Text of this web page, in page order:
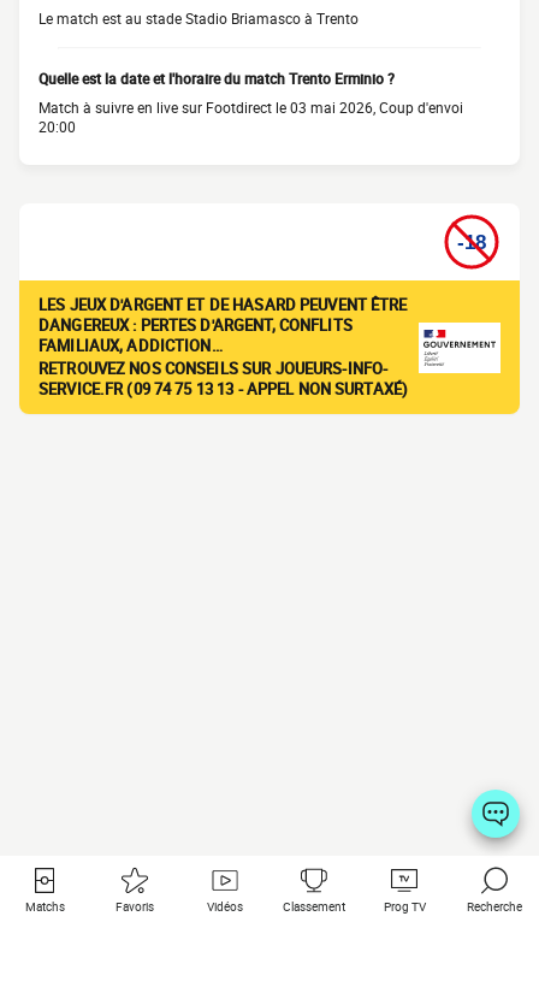
Le match est au stade Stadio Briamasco à Trento
Quelle est la date et l'horaire du match Trento Erminio ?
Match à suivre en live sur Footdirect le 03 mai 2026, Coup d'envoi
20:00
LES JEUX D'ARGENT ET DE HASARD PEUVENT ÊTRE
DANGEREUX : PERTES D'ARGENT, CONFLITS
FAMILIAUX, ADDICTION…
RETROUVEZ NOS CONSEILS SUR JOUEURS-INFO-
SERVICE.FR (09 74 75 13 13 - APPEL NON SURTAXÉ)
Matchs Favoris Vidéos Classement Prog TV Recherche